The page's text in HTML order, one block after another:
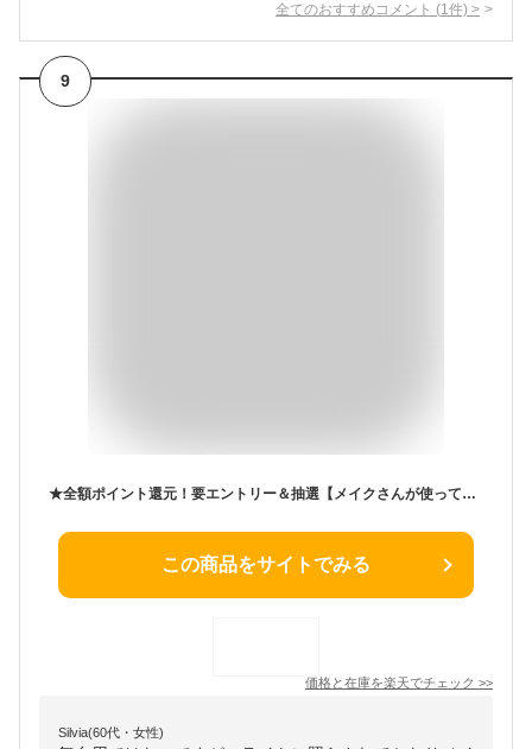
全てのおすすめコメント (1 件) >
9
★全額ポイント還元！要エントリー＆抽選【メイクさんが使っているリキッドアイライナー】極細 筆 滲まない まつ毛 隙間 目尻 跳ね上げ キャットライン 崩れない パンダ目にならない ウォータープルーフ オイルプルーフ 摩擦に強い アイライン ブラック ブラウン 猫目
この商品をサイトでみる
価格と在庫を楽天でチェック >>
Silvia(60代・女性)